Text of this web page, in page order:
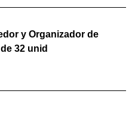
y Organizador de
32 unid